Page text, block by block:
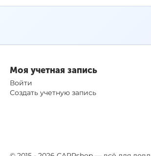
Моя учетная запись
Войти
Создать учетную запись